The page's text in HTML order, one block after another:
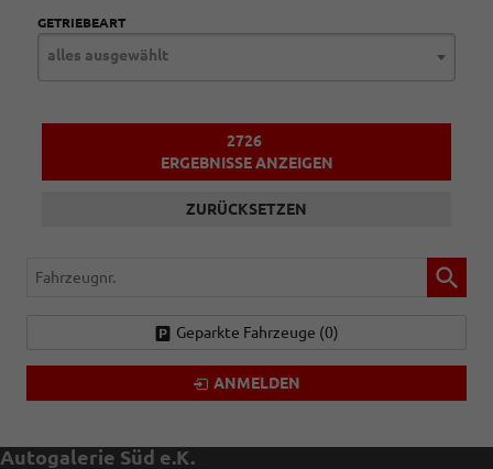
GETRIEBEART
alles ausgewählt
2726
ERGEBNISSE ANZEIGEN
ZURÜCKSETZEN
Fahrzeugnr.
Geparkte Fahrzeuge (0)
ANMELDEN
Autogalerie Süd e.K.